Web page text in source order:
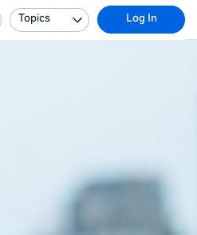
Topics Log In